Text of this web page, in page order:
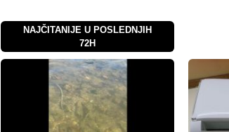
NAJČITANIJE U POSLEDNJIH
72H